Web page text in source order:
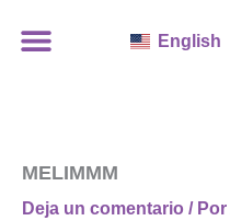
English
MELIMMM
Deja un comentario / Por